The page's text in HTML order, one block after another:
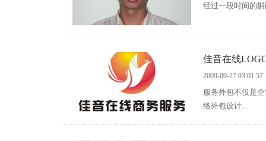
经过一段时间的
佳音在线
2009-09-27 03:01:57
服务外包不仅是
络外包设计...